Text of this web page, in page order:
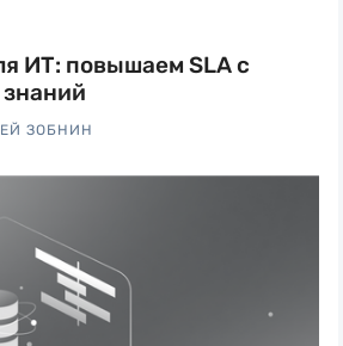
ИТ: повышаем SLA с
ЗОБНИН